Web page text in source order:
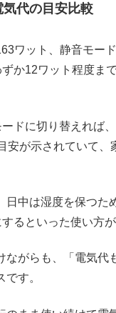
代の目安比較
ワット、静音モー
か12ワット程度ま
ドに切り替えれば
安が示されていて、
日中は湿度を保つた
るといった使い方が
ながらも、「電気代
す。